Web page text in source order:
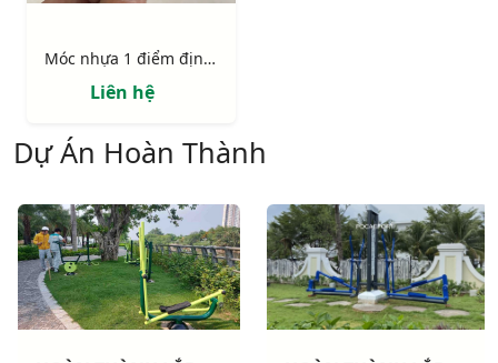
Móc nhựa 1 điểm định vị có chốt
Liên hệ
Dự Án Hoàn Thành